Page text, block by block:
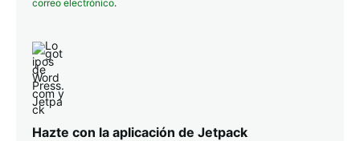
correo electrónico.
Hazte con la aplicación de Jetpack